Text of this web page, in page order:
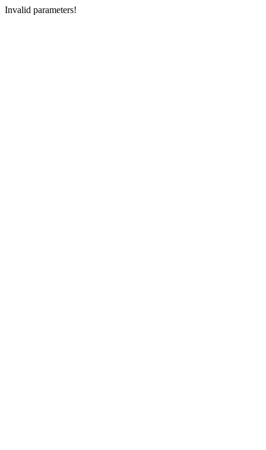
Invalid parameters!